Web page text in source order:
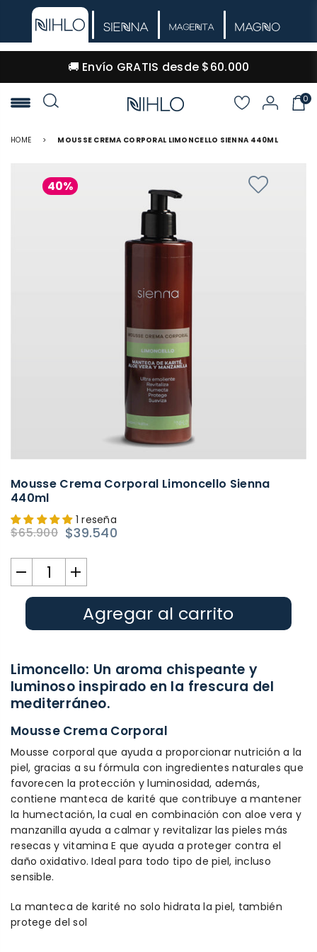
🚚 Envío GRATIS desde $60.000
NIHLO
0
HOME > MOUSSE CREMA CORPORAL LIMONCELLO SIENNA 440ML
40%
Mousse Crema Corporal Limoncello Sienna
440ml
1 reseña
Precio
habitual
$65.900 $39.540
Agregar al carrito
Limoncello: Un aroma chispeante y
luminoso inspirado en la frescura del
mediterráneo.
Mousse Crema Corporal
Mousse corporal que ayuda a proporcionar nutrición a la
piel, gracias a su fórmula con ingredientes naturales que
favorecen la protección y luminosidad, además,
contiene manteca de karité que contribuye a mantener
la humectación, la cual en combinación con aloe vera y
manzanilla ayuda a calmar y revitalizar las pieles más
resecas y vitamina E que ayuda a proteger contra el
daño oxidativo. Ideal para todo tipo de piel, incluso
sensible.
La manteca de karité no solo hidrata la piel, también
protege del sol